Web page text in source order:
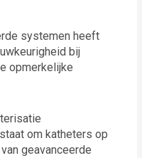
systemen heeft
bij
opmerkelijke
om katheters op
geavanceerde